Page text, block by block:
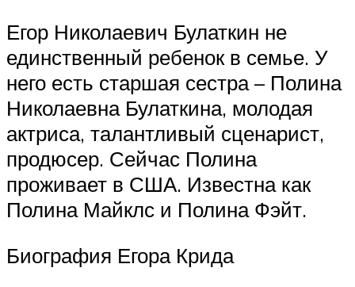
Егор Николаевич Булаткин не
единственный ребенок в семье. У
него есть старшая сестра – Полина
Николаевна Булаткина, молодая
актриса, талантливый сценарист,
продюсер. Сейчас Полина
проживает в США. Известна как
Полина Майклс и Полина Фэйт.
Биография Егора Крида